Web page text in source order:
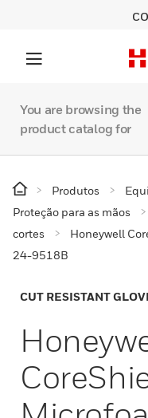
You are browsing the
product catalog for
Produtos
Proteção para as mãos
cortes
Honeywell
24-9518B
CUT RESISTANT